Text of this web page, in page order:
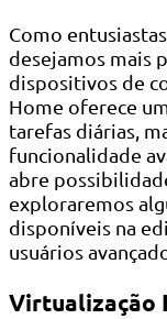
Como
desejamos mais
dispositivos de
Home oferece
tarefas diárias,
funcionalidade
abre
exploraremos
disponíveis na
usuários
Virtualização